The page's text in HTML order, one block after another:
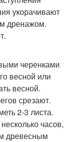
укорачивают
дренажом.
черенками
весной или
весной.
срезают.
2-3 листа.
часов,
древесным